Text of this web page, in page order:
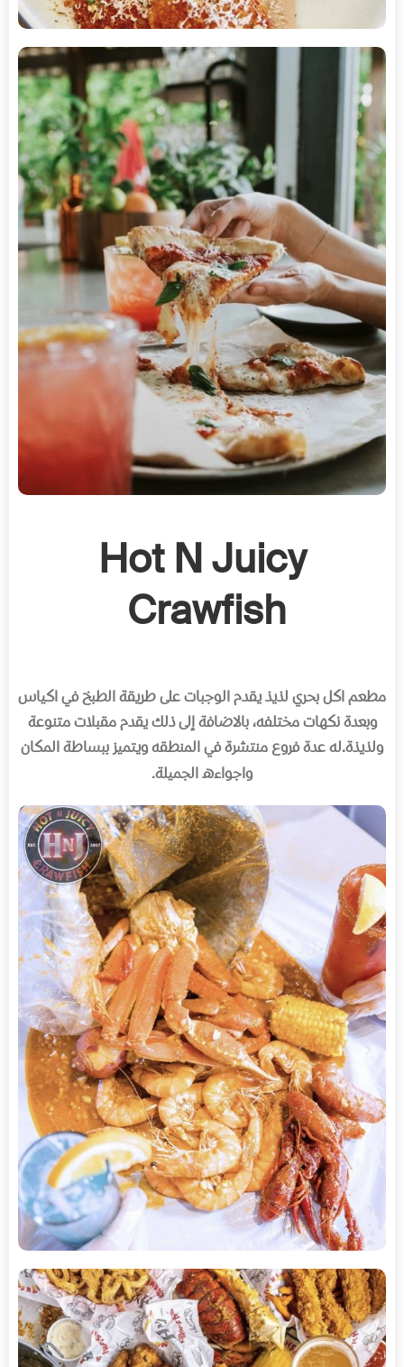
Hot N Juicy
Crawfish
مطعم اكل بحري لذيذ يقدم الوجبات على طريقة الطبخ في اكياس
وبعدة نكهات مختلفه، بالاضافة إلى ذلك يقدم مقبلات متنوعة
ولذيذة.له عدة فروع منتشرة في المنطقه ويتميز ببساطة المكان
واجواءه الجميلة.